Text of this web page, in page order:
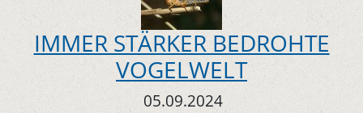
IMMER STÄRKER BEDROHTE
VOGELWELT
05.09.2024